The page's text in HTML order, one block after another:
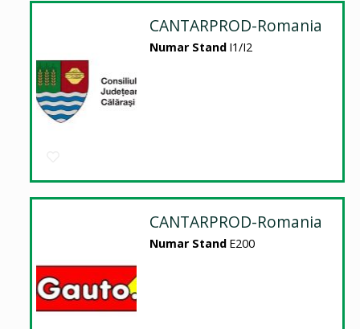
CANTARPROD-Romania
Numar Stand I1/I2
CANTARPROD-Romania
Numar Stand E200